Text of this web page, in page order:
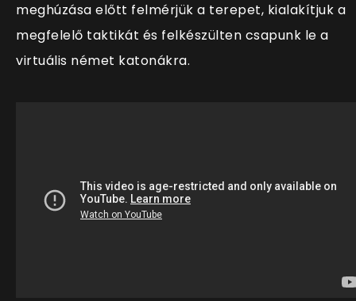
meghúzása előtt felmérjük a terepet, kialakítjuk a
megfelelő taktikát és felkészülten csapunk le a
virtuális német katonákra.